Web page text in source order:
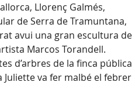
Llorenç Galmés,
de Serra de Tramuntana,
avui una gran escultura de
Marcos Torandell.
d’arbres de la finca pública
Juliette va fer malbé el febrer